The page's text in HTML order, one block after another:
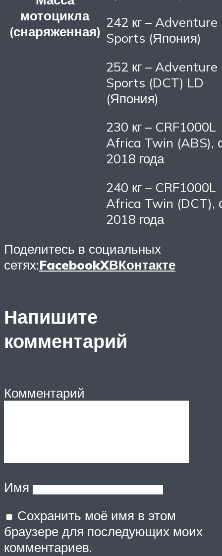
мотоцикла
(снаряженная)
242 кг – Adventure
Sports (Япония)
252 кг – Adventure
Sports (DCT) LD
(Япония)
230 кг – CRF1000L
Africa Twin (ABS),
2018 года
240 кг – CRF1000L
Africa Twin (DCT),
2018 года
Поделитесь в социальных
сетях:FacebookXВКонтакте
Напишите
комментарий
Комментарий
Имя
Сохранить моё имя в этом
браузере для последующих моих
комментариев.